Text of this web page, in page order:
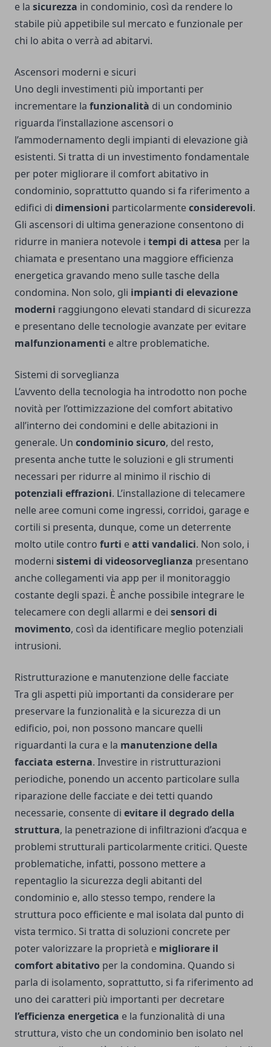
e la sicurezza in condominio, così da rendere lo
stabile più appetibile sul mercato e funzionale per
chi lo abita o verrà ad abitarvi.
Ascensori moderni e sicuri
Uno degli investimenti più importanti per
incrementare la funzionalità di un condominio
riguarda l’installazione ascensori o
l’ammodernamento degli impianti di elevazione già
esistenti. Si tratta di un investimento fondamentale
per poter migliorare il comfort abitativo in
condominio, soprattutto quando si fa riferimento a
edifici di dimensioni particolarmenteconsiderevoli.
Gli ascensori di ultima generazione consentono di
ridurre in maniera notevole i tempi di attesa per la
chiamata e presentano una maggiore efficienza
energetica gravando meno sulle tasche della
condomina. Non solo, gli impianti di elevazione
moderni raggiungono elevati standard di sicurezza
e presentano delle tecnologie avanzate per evitare
malfunzionamenti e altre problematiche.
Sistemi di sorveglianza
L’avvento della tecnologia ha introdotto non poche
novità per l’ottimizzazione del comfort abitativo
all’interno dei condomini e delle abitazioni in
generale. Un condominio sicuro, del resto,
presenta anche tutte le soluzioni e gli strumenti
necessari per ridurre al minimo il rischio di
potenziali effrazioni. L’installazione di telecamere
nelle aree comuni come ingressi, corridoi, garage e
cortili si presenta, dunque, come un deterrente
molto utile contro furti eatti vandalici. Non solo, i
moderni sistemi di videosorveglianza presentano
anche collegamenti via app per il monitoraggio
costante degli spazi. È anche possibile integrare le
telecamere con degli allarmi e dei sensori di
movimento, così da identificare meglio potenziali
intrusioni.
Ristrutturazione e manutenzione delle facciate
Tra gli aspetti più importanti da considerare per
preservare la funzionalità e la sicurezza di un
edificio, poi, non possono mancare quelli
riguardanti la cura e la manutenzione della
facciata esterna. Investire in ristrutturazioni
periodiche, ponendo un accento particolare sulla
riparazione delle facciate e dei tetti quando
necessarie, consente di evitare il degrado della
struttura, la penetrazione di infiltrazioni d’acqua e
problemi strutturali particolarmente critici. Queste
problematiche, infatti, possono mettere a
repentaglio la sicurezza degli abitanti del
condominio e, allo stesso tempo, rendere la
struttura poco efficiente e mal isolata dal punto di
vista termico. Si tratta di soluzioni concrete per
poter valorizzare la proprietà e migliorare il
comfort abitativo per la condomina. Quando si
parla di isolamento, soprattutto, si fa riferimento ad
uno dei caratteri più importanti per decretare
l’efficienza energetica e la funzionalità di una
struttura, visto che un condominio ben isolato nel